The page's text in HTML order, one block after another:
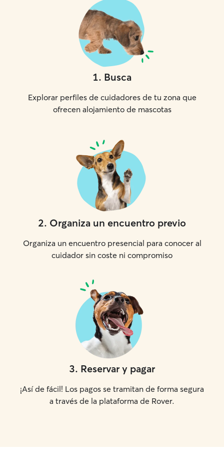
1. Busca
Explorar perfiles de cuidadores de tu zona que
ofrecen alojamiento de mascotas
2. Organiza un encuentro previo
Organiza un encuentro presencial para conocer al
cuidador sin coste ni compromiso
3. Reservar y pagar
¡Así de fácil! Los pagos se tramitan de forma segura
a través de la plataforma de Rover.